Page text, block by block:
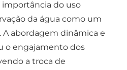
importância do uso
da água como um
abordagem dinâmica e
o engajamento dos
a troca de